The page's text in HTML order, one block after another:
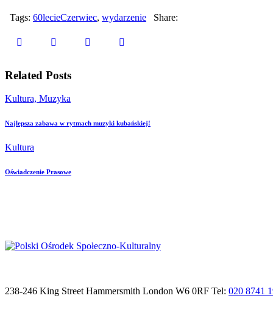
Tags: 60lecieCzerwiec, wydarzenie Share:
Related Posts
Kultura, Muzyka
Najlepsza zabawa w rytmach muzyki kubańskiej!
Kultura
Oświadczenie Prasowe
238-246 King Street Hammersmith London W6 0RF Tel: 020 8741